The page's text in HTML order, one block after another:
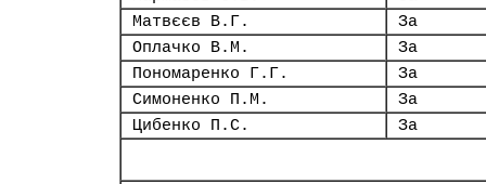
Матвєєв В.Г.
За
Оплачко В.М.
За
Пономаренко Г.Г.
За
Симоненко П.М.
За
Цибенко П.С.
За